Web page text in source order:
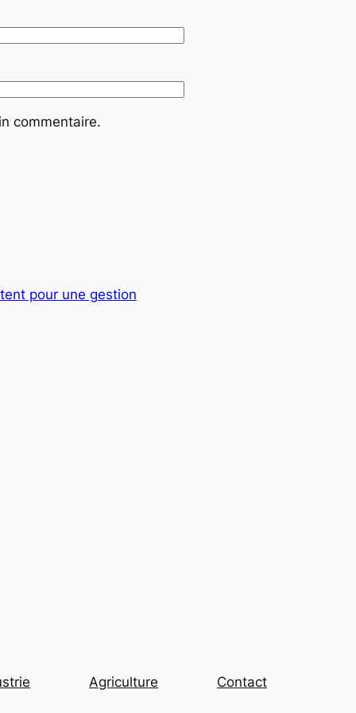
commentaire.
pour une gestion
Agriculture Contact